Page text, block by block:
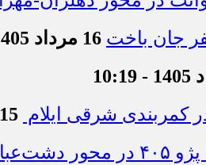
16 مرداد 1405 - 10:23
15 مرداد 1405 - 18:27